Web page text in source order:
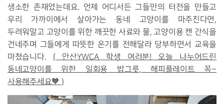
생소한 존재였는데요. 언제 어디서든 그들만의 터전을 만들고
우리 가까이에서 살아가는 동네 고양이를 마주친다면,
두려워말고 고양이를 위한 깨끗한 사료와 물, 고양이용 캔 간식을
건네주며 그들에게 따뜻한 온기를 전해달라 당부하면서 교육을
마쳤습니다. ( 안산YWCA 학생 여러분! 오늘 나누어드린
동네고양이를 위한 일회용 밥그릇, 해피플레이트 꼭~
사용해주세요🧡 )